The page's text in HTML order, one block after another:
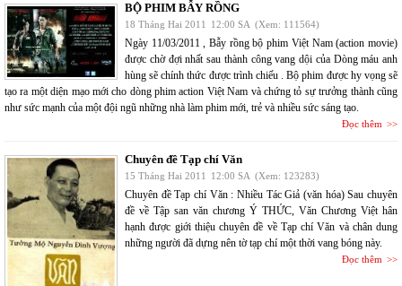
BỘ PHIM BẪY RỒNG
18 Tháng Hai 2011 12:00 SA (Xem: 111564)
Ngày 11/03/2011 , Bẫy rồng bộ phim Việt Nam (action movie)
được chờ đợi nhất sau thành công vang dội của Dòng máu anh
hùng sẽ chính thức được trình chiếu . Bộ phim được hy vọng sẽ
tạo ra một diện mạo mới cho dòng phim action Việt Nam và chứng tỏ sự trưởng thành cũng
như sức mạnh của một đội ngũ những nhà làm phim mới, trẻ và nhiều sức sáng tạo.
Đọc thêm
Chuyên đề Tạp chí Văn
15 Tháng Hai 2011 12:00 SA (Xem: 123283)
Chuyên đề Tạp chí Văn : Nhiều Tác Giả (văn hóa) Sau chuyên
đề về Tập san văn chương Ý THỨC, Văn Chương Việt hân
hạnh được giới thiệu chuyên đề về Tạp chí Văn và chân dung
những người đã dựng nên tờ tạp chí một thời vang bóng này.
Đọc thêm